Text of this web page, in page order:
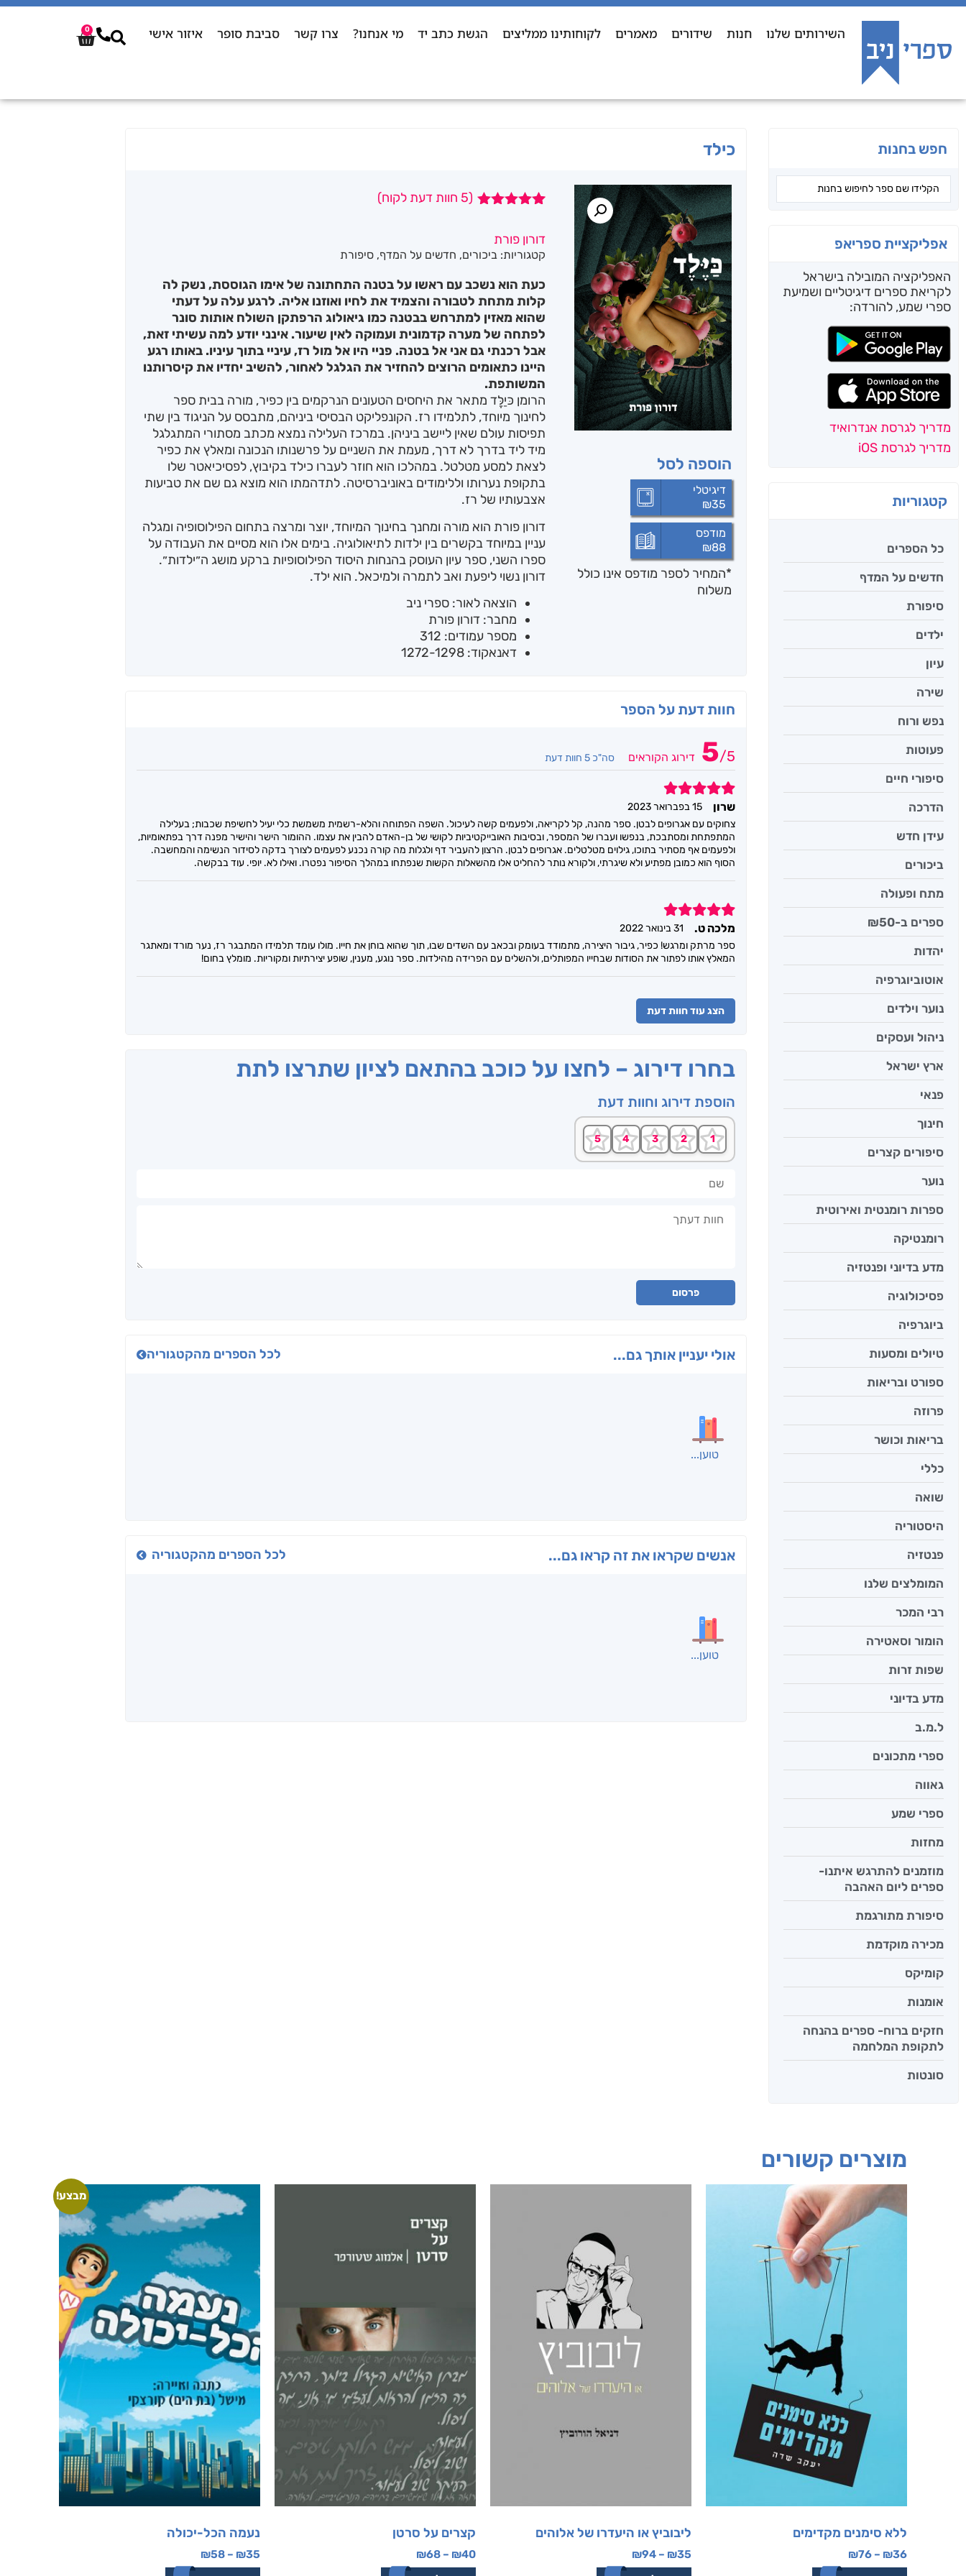
השירותים שלנו חנות שידורים מאמרים לקוחותינו ממליצים הגשת כתב יד מי אנחנו? צרו קשר סביבת סופר איזור אישי 0
חפש בחנות
אפליקציית ספריאפ
האפליקציה המובילה בישראל
לקריאת ספרים דיגיטליים ושמיעת
ספרי שמע, להורדה:
מדריך לגרסת אנדרואיד
מדריך לגרסת iOS
קטגוריות
כל הספרים
חדשים על המדף
סיפורת
ילדים
עיון
שירה
נפש ורוח
פעוטות
סיפורי חיים
הדרכה
עידן חדש
ביכורים
מתח ופעולה
ספרים ב-₪50
יהדות
אוטוביוגרפיה
נוער וילדים
ניהול ועסקים
ארץ ישראל
פנאי
חינוך
סיפורים קצרים
נוער
ספרות רומנטית ואירוטית
רומנטיקה
מדע בדיוני ופנטזיה
פסיכולוגיה
ביוגרפיה
טיולים ומסעות
ספורט ובריאות
פרוזה
בריאות וכושר
כללי
שואה
היסטוריה
פנטזיה
המומלצים שלנו
רבי המכר
הומור וסאטירה
שפות זרות
מדע בדיוני
ל.מ.ב
ספרי מתכונים
גאווה
ספרי שמע
מחזות
מוזמנים להתרגש איתנו-
ספרים ליום האהבה
סיפורת מתורגמת
מכירה מוקדמת
קומיקס
אומנות
חזקים ברוח- ספרים בהנחה
לתקופת המלחמה
סונטות
כילד
הוספה לסל
דיגיטלי
₪35
מודפס
₪88
*המחיר לספר מודפס אינו כולל
משלוח
מבוסס על
דירוגים של
(
5 חוות דעת לקוח)
דורון פורת
קטגוריות: ביכורים, חדשים על המדף, סיפורת
כעת הוא נשכב עם ראשו על בטנה התחתונה של אימו הגוססת, נשק לה
קלות מתחת לטבורה והצמיד את לחיו ואוזנו אליה. לרגע עלה על דעתי
שהוא מאזין למתרחש בבטנה כמו גיאולוג הרפתקן השולח אותות סונר
לפתחה של מערה קדמונית ועמוקה לאין שיעור. אינני יודע למה עשיתי זאת,
אבל רכנתי גם אני אל בטנה. פניי היו אל מול רז, עיניי בתוך עיניו. באותו רגע
היינו כתאומים הרוצים להחזיר את הגלגל לאחור, להשיב יחדיו את קיסרותנו
המשותפת.
הרומן כּיַלֶֶּד מתאר את היחסים הטעונים הנרקמים בין כפיר, מורה בבית ספר
לחינוך מיוחד, לתלמידו רז. הקונפליקט הבסיסי ביניהם, מתבסס על הניגוד בין שתי
תפיסות עולם שאין ליישב ביניהן. במרכז העלילה נמצא מכתב מסתורי המתגלגל
מיד ליד בדרך לא דרך, מעמת את השניים על פרשנותו הנכונה ומאלץ את כפיר
לצאת למסע מטלטל. במהלכו הוא חוזר לעברו כילד בקיבוץ, לפסיכיאטר שלו
בתקופת נערותו וללימודים באוניברסיטה. לתדהמתו הוא מוצא גם שם את טביעות
אצבעותיו של רז.
דורון פורת הוא מורה ומחנך בחינוך המיוחד, יוצר ומרצה בתחום הפילוסופיה ומגלה
עניין במיוחד בקשרים בין ילדות לתיאולוגיה. בימים אלו הוא מסיים את העבודה על
ספרו השני, ספר עיון העוסק בהנחות היסוד הפילוסופיות ברקע מושג ה״ילדות״.
דורון נשוי ליפעת ואב לתמרה ולמיכאל. הוא ילד.
הוצאה לאור: ספרי ניב
מחבר: דורון פורת
מספר עמודים: 312
דאנאקוד: 1272-1298
חוות דעת על הספר
5/5 דירוג הקוראים סה"כ 5 חוות דעת
5
שרון
15 בפברואר 2023
צחוקים עם אגרופים לבטן. ספר מהנה, קל לקריאה, ולפעמים קשה לעיכול. השפה הפתוחה והלא-רשמית משמשת כלי יעיל לחשיפת שכבות; בעלילה
המתפתחת ומסתבכת, בנפשו ועברו של המספר, ובסיבות האובייקטיביות לקושי של בן-האדם להבין את עצמו. ההומור הישר והישיר מפנה דרך בפתאומיות,
ולפעמים אף מסתיר בתוכו, גילוים מטלטלים. אגרופים לבטן. הרצון להעביר דף ולגלות מה קורה נכנע לפעמים לצורך בדקה לסידור הנשימה והמחשבה.
הסוף הוא כמובן מפתיע ולא שיגרתי, ולקורא נותר להחליט אלו מהשאלות הקשות שנפתחו במהלך הסיפור נפטרו. ואילו לא. יופי. עוד בבקשה.
5
מלכה ט.
31 בינואר 2022
ספר מרתק ומרגש! כפיר, גיבור היצירה, מתמודד בעומק ובכאב עם השדים שבו, תוך שהוא בוחן את חייו. מולו עומד תלמידו המתבגר רז, נער מורד ומאתגר
המאלץ אותו לפתור את הסודות שבחייו המפותלים, ולהשלים עם הפרידה מהילדות. ספר נוגע, מענין, שופע יצירתיות ומקוריות. מומלץ בחום!
הצג עוד חוות דעת
בחרו דירוג – לחצו על כוכב בהתאם לציון שתרצו לתת
הוספת דירוג וחוות דעת
פרסום
אולי יעניין אותך גם... לכל הספרים מהקטגוריה
טוען
אנשים שקראו את זה קראו גם... לכל הספרים מהקטגוריה
טוען
מוצרים קשורים
ללא סימנים מקדימים
₪36
–
₪76
ליבוביץ או היעדרו של אלוהים
₪35
–
₪94
קצרים על סרטן
₪40
–
₪68
מבצע!
נעמה הכל-יכולה
₪35
–
₪58